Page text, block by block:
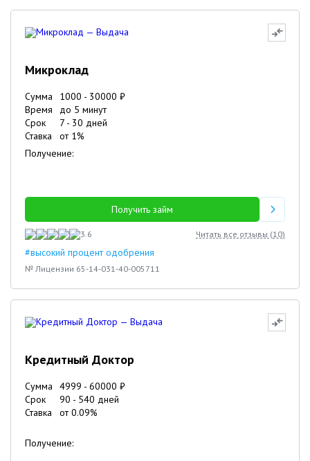
Микроклад
Сумма 1000 - 30000 ₽
Время
до 5 минут
Срок
7 - 30 дней
Ставка
от 1%
Получение:
Получить займ
3.6 Читать все отзывы (10)
#высокий процент одобрения
№ Лицензии 65-14-031-40-005711
Кредитный Доктор
Сумма 4999 - 60000 ₽
Срок
90 - 540 дней
Ставка
от0.09%
Получение: